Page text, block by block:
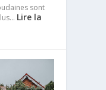
sont
Lire la